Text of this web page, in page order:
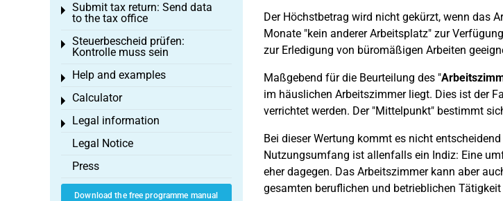
Der Höchstbetrag wird nicht gekürzt, wenn das
Monate "kein anderer Arbeitsplatz" zur
zur Erledigung von büromäßigen Arbeiten
Maßgebend für die Beurteilung des "
im häuslichen Arbeitszimmer liegt. Dies ist der
verrichtet werden. Der "Mittelpunkt" bestimmt
Bei dieser Wertung kommt es nicht
Nutzungsumfang ist allenfalls ein Indiz: Eine
eher dagegen. Das Arbeitszimmer kann aber
gesamten beruflichen und betrieblichen
Submit tax return: Send data
to the tax office
Toggle menu
Steuerbescheid prüfen:
Kontrolle muss sein
Toggle menu
Help and examples
Toggle menu
Calculator
Toggle menu
Legal information
Toggle menu
Legal Notice
Press
Download the free programme manual